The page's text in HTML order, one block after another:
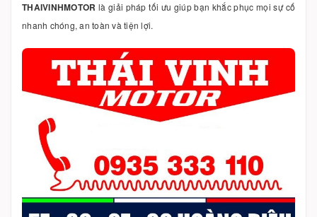
THAIVINHMOTOR là giải pháp tối ưu giúp bạn khắc phục mọi sự cố
nhanh chóng, an toàn và tiện lợi.